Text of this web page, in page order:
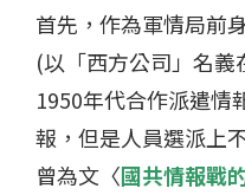
首先，作為軍情局前
(以「西方公司」名
1950年代合作派遣情
報，但是人員選派上
曾為文〈國共情報戰